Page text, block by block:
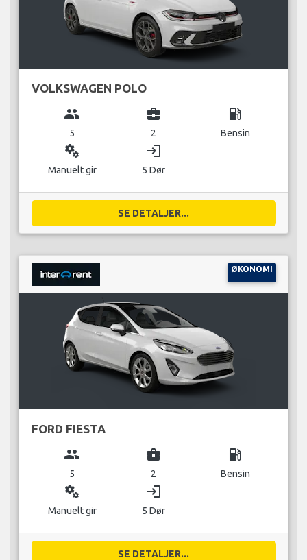
VOLKSWAGEN POLO
group
5
business_center
2
local_gas_station
Bensin
miscellaneous_services
Manuelt gir
login
5 Dør
SE DETALJER...
ØKONOMI
FORD FIESTA
group
5
business_center
2
local_gas_station
Bensin
miscellaneous_services
Manuelt gir
login
5 Dør
SE DETALJER...